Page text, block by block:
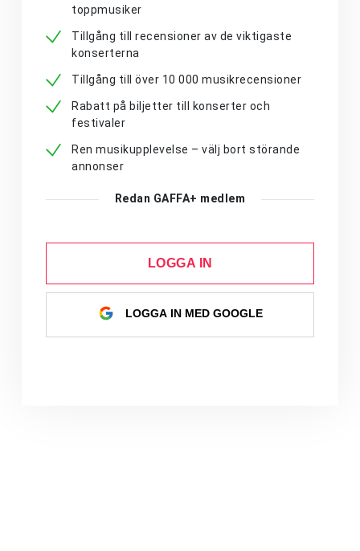
toppmusiker
Tillgång till recensioner av de viktigaste
konserterna
Tillgång till över 10 000 musikrecensioner
Rabatt på biljetter till konserter och
festivaler
Ren musikupplevelse – välj bort störande
annonser
Redan GAFFA+ medlem
LOGGA IN
LOGGA IN MED GOOGLE